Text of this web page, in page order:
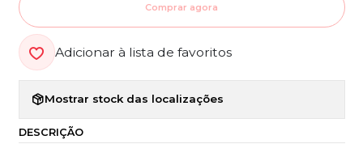
Comprar agora
Adicionar à lista de favoritos
Mostrar stock das localizações
DESCRIÇÃO